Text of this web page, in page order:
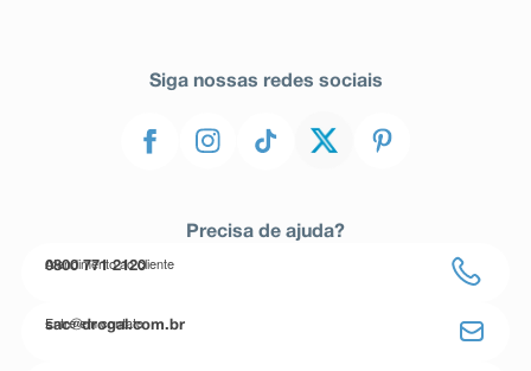
Siga nossas redes sociais
Precisa de ajuda?
Atendimento ao cliente
0800 771 2120
Entre em contato
sac@drogal.com.br